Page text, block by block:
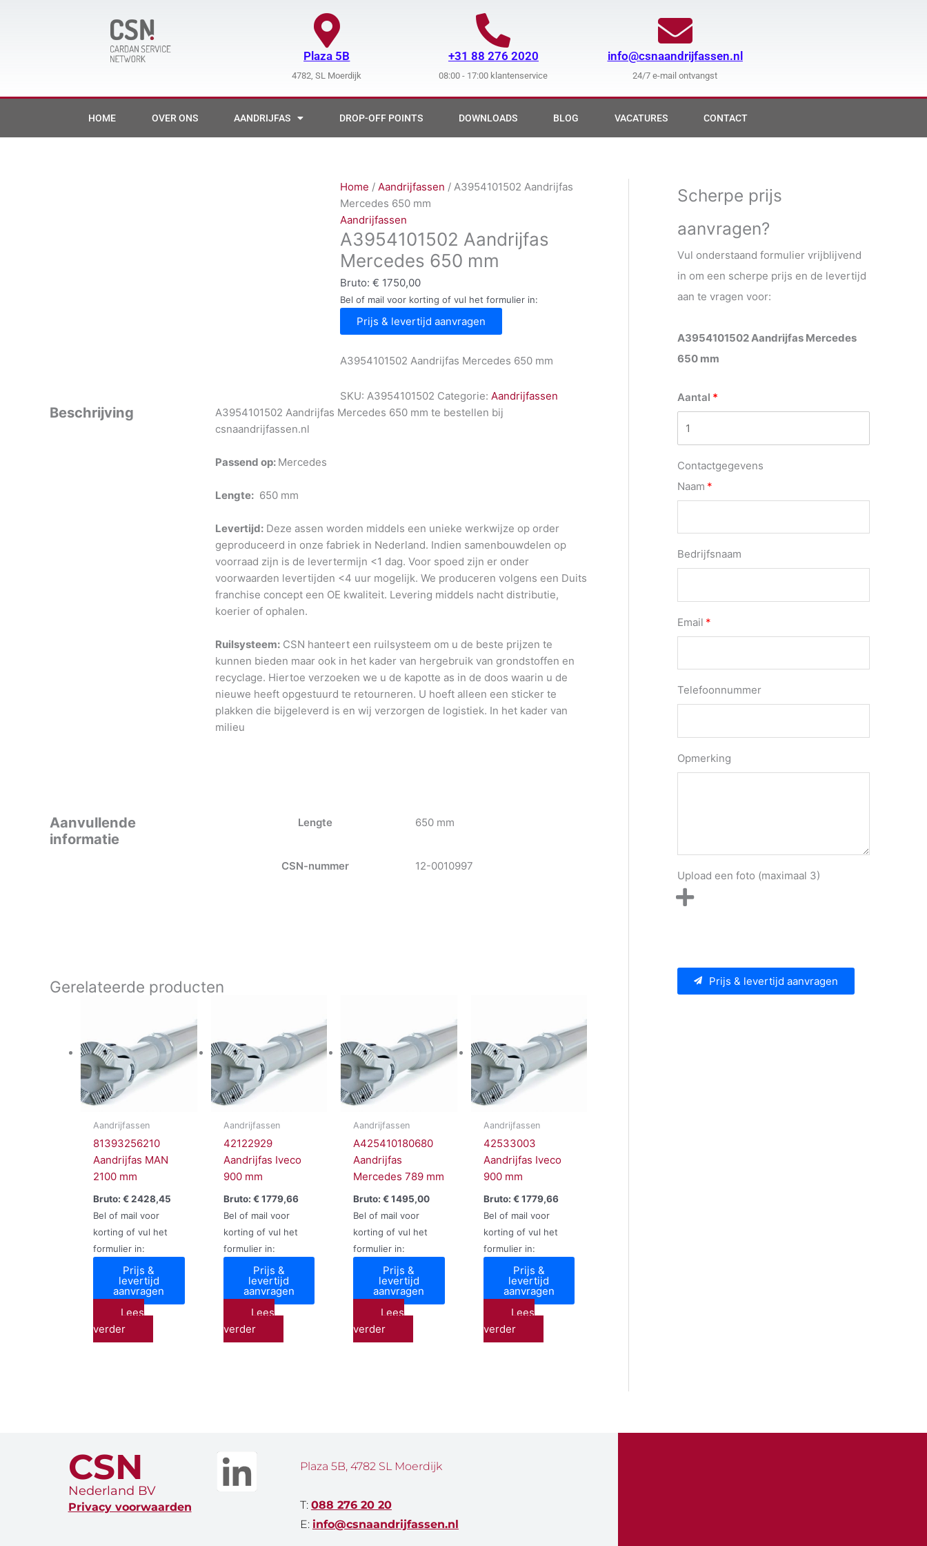
Plaza 5B
4782, SL Moerdijk
+31 88 276 2020
08:00 - 17:00 klantenservice
info@csnaandrijfassen.nl
24/7 e-mail ontvangst
HOME OVER ONS AANDRIJFAS DROP-OFF POINTS DOWNLOADS BLOG VACATURES CONTACT
Home / Aandrijfassen / A3954101502 Aandrijfas
Mercedes 650 mm
Aandrijfassen
A3954101502 Aandrijfas
Mercedes 650 mm
Bruto: € 1750,00
Bel of mail voor korting of vul het formulier in:
Prijs & levertijd aanvragen
A3954101502 Aandrijfas Mercedes 650 mm
SKU: A3954101502 Categorie: Aandrijfassen
Beschrijving
A3954101502 Aandrijfas Mercedes 650 mm te bestellen bij
csnaandrijfassen.nl
Passend op: Mercedes
Lengte: 650 mm
Levertijd: Deze assen worden middels een unieke werkwijze op order
geproduceerd in onze fabriek in Nederland. Indien samenbouwdelen op
voorraad zijn is de levertermijn <1 dag. Voor spoed zijn er onder
voorwaarden levertijden <4 uur mogelijk. We produceren volgens een Duits
franchise concept een OE kwaliteit. Levering middels nacht distributie,
koerier of ophalen.
Ruilsysteem: CSN hanteert een ruilsysteem om u de beste prijzen te
kunnen bieden maar ook in het kader van hergebruik van grondstoffen en
recyclage. Hiertoe verzoeken we u de kapotte as in de doos waarin u de
nieuwe heeft opgestuurd te retourneren. U hoeft alleen een sticker te
plakken die bijgeleverd is en wij verzorgen de logistiek. In het kader van
milieu
Aanvullende
informatie
Lengte 650 mm
CSN-nummer 12-0010997
Gerelateerde producten
Aandrijfassen
81393256210
Aandrijfas MAN
2100 mm
Bruto: €2428,45
Bel of mail voor
korting of vul het
formulier in:
Prijs &
levertijd
aanvragen
Lees
verder
Aandrijfassen
42122929
Aandrijfas Iveco
900 mm
Bruto: €1779,66
Bel of mail voor
korting of vul het
formulier in:
Prijs &
levertijd
aanvragen
Lees
verder
Aandrijfassen
A425410180680
Aandrijfas
Mercedes 789 mm
Bruto: €1495,00
Bel of mail voor
korting of vul het
formulier in:
Prijs &
levertijd
aanvragen
Lees
verder
Aandrijfassen
42533003
Aandrijfas Iveco
900 mm
Bruto: €1779,66
Bel of mail voor
korting of vul het
formulier in:
Prijs &
levertijd
aanvragen
Lees
verder
Scherpe prijs
aanvragen?
Vul onderstaand formulier vrijblijvend
in om een scherpe prijs en de levertijd
aan te vragen voor:
A3954101502 Aandrijfas Mercedes
650 mm
Aantal
Contactgegevens
Naam
Bedrijfsnaam
Email
Telefoonnummer
Opmerking
Upload een foto (maximaal 3)
Prijs & levertijd aanvragen
CSN
Nederland BV
Privacy voorwaarden
Plaza 5B, 4782 SL Moerdijk
T: 088 276 20 20
E: info@csnaandrijfassen.nl